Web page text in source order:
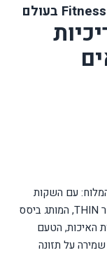
Fitness בעולם
עם השקות
THIN, המותג ביסס
האיכות, הטעם
על תזונה